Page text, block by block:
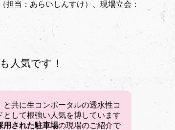
担当：あらいしんすけ）、現場立会：
人気です！
と共に生コンポータルの透水性コ
として根強い人気を博しています
用された駐車場の現場のご紹介で